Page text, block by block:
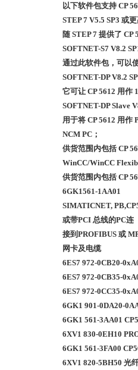
以下软件包支持 CP
STEP 7 V5.5 SP3 或更
随 STEP 7 提供了 CP
SOFTNET-S7 V8.2
通过此软件包，可以
SOFTNET-DP V8.2
它可让 CP 5612 用作
SOFTNET-DP Slave
用于将 CP 5612 用作
NCM PC；
供货范围内包括 CP
WinCC/WinCC
供货范围内包括 CP
6GK1561-1AA01
SIMATICNET,
或带PCI 总线的PC连
接到PROFIBUS 或
网卡及电缆
6ES7 972-0CB20-
6ES7 972-0CB35-
6ES7 972-
6GK1 901-0DA20-
6GK1 561-3AA01
6XV1 830-0EH10
6GK1 561-3FA00
6XV1 820-5BH50 光